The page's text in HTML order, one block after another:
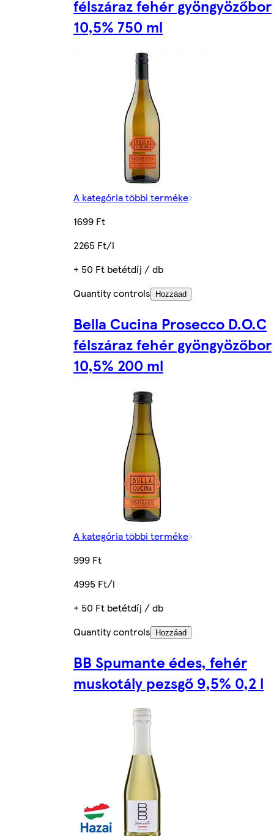
félszáraz fehér gyöngyözőbor
10,5% 750 ml
A kategória többi terméke
1699 Ft
2265 Ft/l
+ 50 Ft betétdíj / db
Quantity controls
Hozzáad
Bella Cucina Prosecco D.O.C
félszáraz fehér gyöngyözőbor
10,5% 200 ml
A kategória többi terméke
999 Ft
4995 Ft/l
+ 50 Ft betétdíj / db
Quantity controls
Hozzáad
BB Spumante édes, fehér
muskotály pezsgő 9,5% 0,2 l